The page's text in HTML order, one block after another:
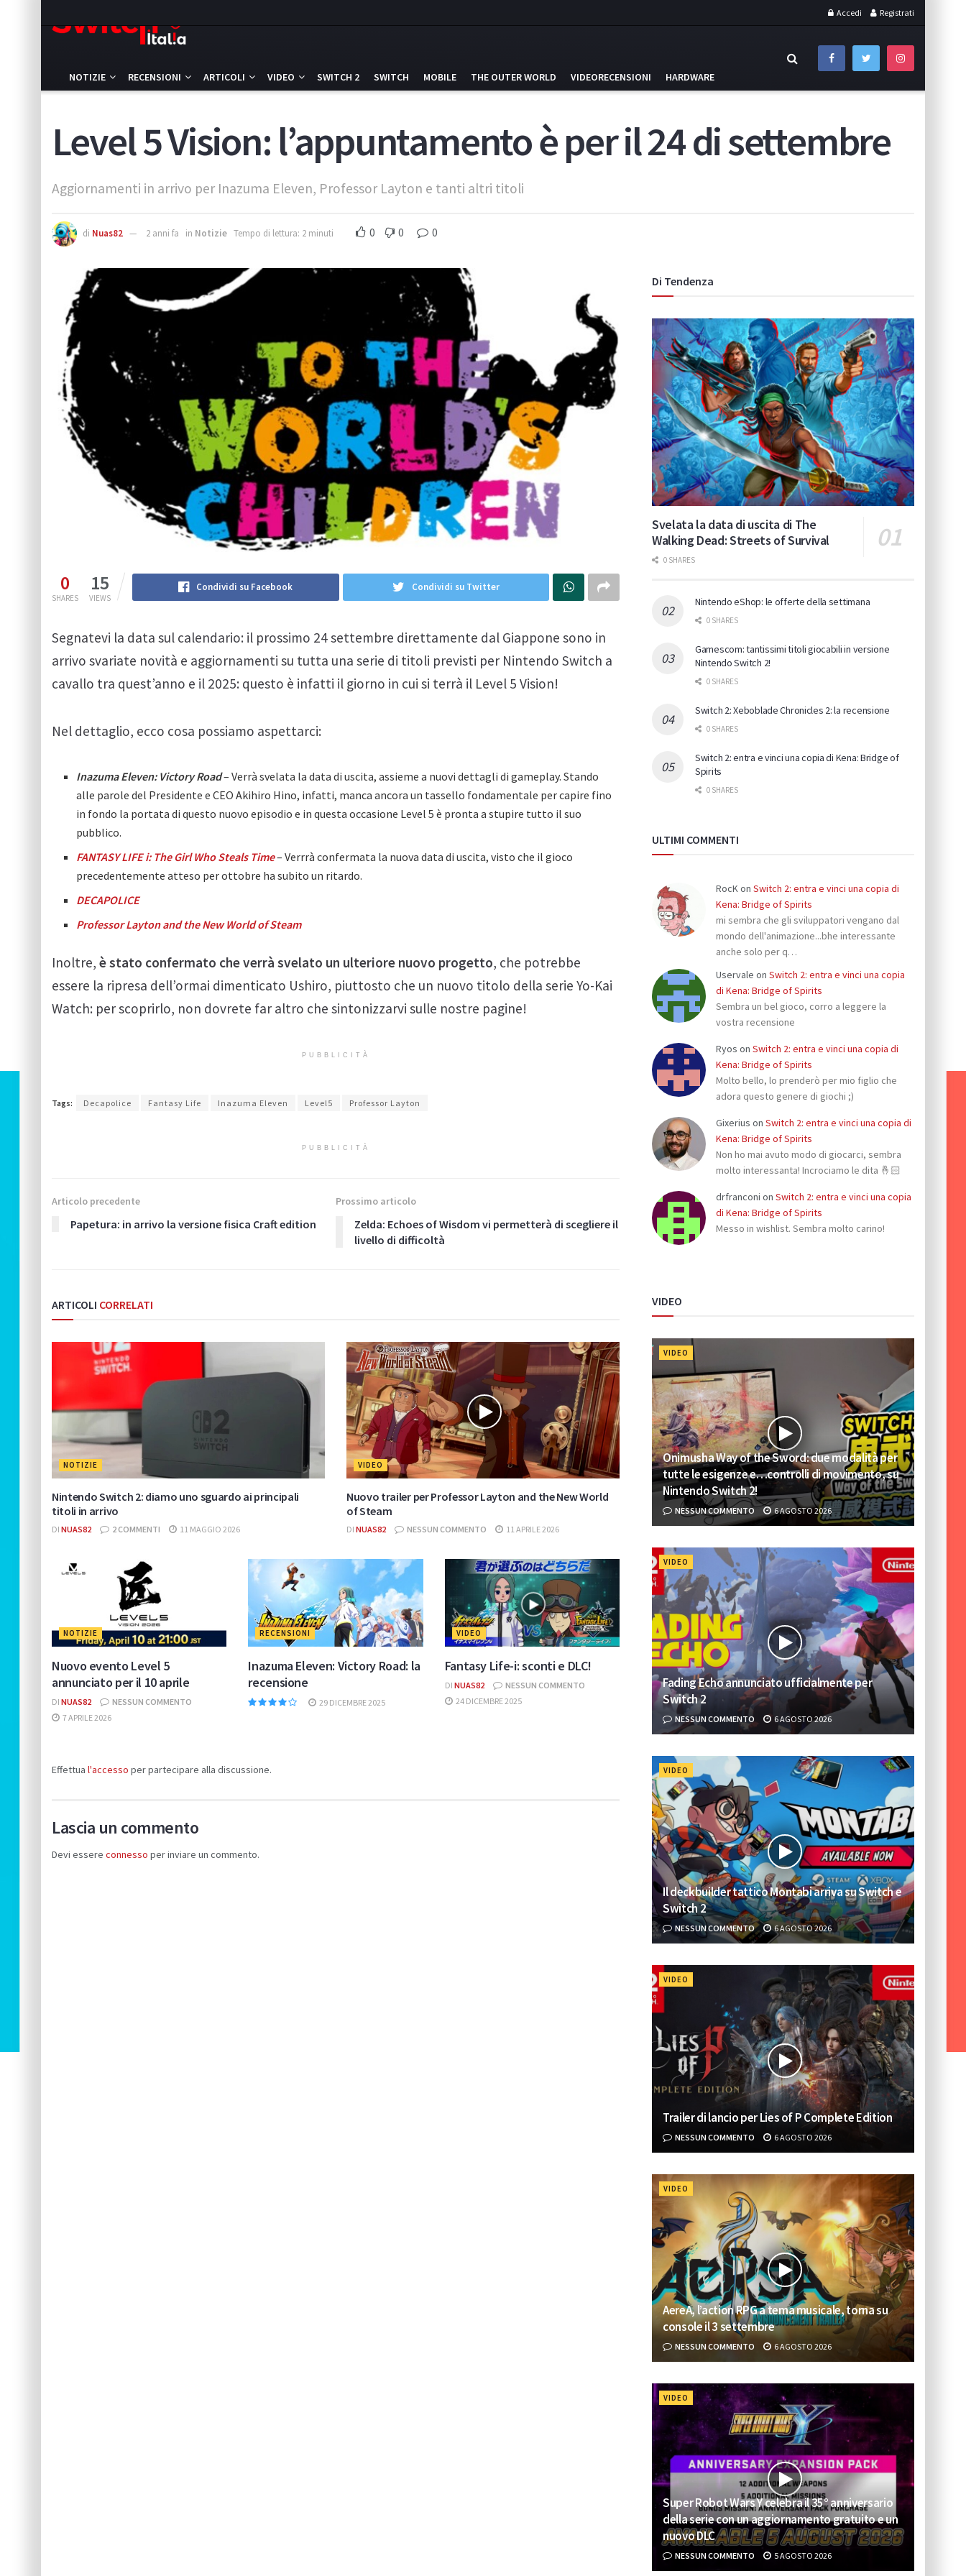
Accedi Registrati
NOTIZIE RECENSIONI ARTICOLI VIDEO SWITCH 2 SWITCH MOBILE THE OUTER WORLD VIDEORECENSIONI HARDWARE
Level 5 Vision: l’appuntamento è per il 24 di settembre
Aggiornamenti in arrivo per Inazuma Eleven, Professor Layton e tanti altri titoli
di Nuas82 2 anni fa in Notizie Tempo di lettura: 2 minuti 0 0 0
0
SHARES
15
VIEWS
Condividi su Facebook Condividi su Twitter
Segnatevi la data sul calendario: il prossimo 24 settembre direttamente dal Giappone sono in
arrivo svariate novità e aggiornamenti su tutta una serie di titoli previsti per Nintendo Switch a
cavallo tra quest’anno e il 2025: questo è infatti il giorno in cui si terrà il Level 5 Vision!
Nel dettaglio, ecco cosa possiamo aspettarci:
Inazuma Eleven: Victory Road– Verrà svelata la data di uscita, assieme a nuovi dettagli di gameplay. Stando
alle parole del Presidente e CEO Akihiro Hino, infatti, manca ancora un tassello fondamentale per capire fino
in fondo la portata di questo nuovo episodio e in questa occasione Level 5 è pronta a stupire tutto il suo
pubblico.
FANTASY LIFE i: The Girl Who Steals Time– Verrrà confermata la nuova data di uscita, visto che il gioco
precedentemente atteso per ottobre ha subito un ritardo.
DECAPOLICE
Professor Layton and the New World of Steam
Inoltre, è stato confermato che verrà svelato un ulteriore nuovo progetto, che potrebbe
essere la ripresa dell’ormai dimenticato Ushiro, piuttosto che un nuovo titolo della serie Yo-Kai
Watch: per scoprirlo, non dovrete far altro che sintonizzarvi sulle nostre pagine!
PUBBLICITÀ
Tags: Decapolice Fantasy Life Inazuma Eleven Level5 Professor Layton
PUBBLICITÀ
Articolo precedente
Papetura: in arrivo la versione fisica Craft edition
Prossimo articolo
Zelda: Echoes of Wisdom vi permetterà di scegliere il
livello di difficoltà
ARTICOLI CORRELATI
NOTIZIE
Nintendo Switch 2: diamo uno sguardo ai principali
titoli in arrivo
DI NUAS82 2 COMMENTI 11 MAGGIO 2026
VIDEO
Nuovo trailer per Professor Layton and the New World
of Steam
DI NUAS82 NESSUN COMMENTO 11 APRILE 2026
NOTIZIE
Nuovo evento Level 5
annunciato per il 10 aprile
DI NUAS82
NESSUN COMMENTO
7 APRILE 2026
RECENSIONI
Inazuma Eleven: Victory Road: la
recensione
29 DICEMBRE 2025
VIDEO
Fantasy Life-i: sconti e DLC!
DI NUAS82
NESSUN COMMENTO
24 DICEMBRE 2025
Effettua l'accesso per partecipare alla discussione.
Lascia un commento
Devi essere connesso per inviare un commento.
Di Tendenza
Svelata la data di uscita di The
Walking Dead: Streets of Survival
0 SHARES
Nintendo eShop: le offerte della settimana
0 SHARES
Gamescom: tantissimi titoli giocabili in versione
Nintendo Switch 2!
0 SHARES
Switch 2: Xeboblade Chronicles 2: la recensione
0 SHARES
Switch 2: entra e vinci una copia di Kena: Bridge of
Spirits
0 SHARES
ULTIMI COMMENTI
RocKon Switch 2: entra e vinci una copia di
Kena: Bridge of Spirits
mi sembra che gli sviluppatori vengano dal
mondo dell'animazione...bhe interessante
anche solo per q…
Uservale on Switch 2: entra e vinci una copia
di Kena: Bridge of Spirits
Sembra un bel gioco, corro a leggere la
vostra recensione
Ryos on Switch 2: entra e vinci una copia di
Kena: Bridge of Spirits
Molto bello, lo prenderò per mio figlio che
adora questo genere di giochi ;)
Gixerius on Switch 2: entra e vinci una copia di
Kena: Bridge of Spirits
Non ho mai avuto modo di giocarci, sembra
molto interessanta! Incrociamo le dita 🤞🏻
drfranconi on Switch 2: entra e vinci una copia
di Kena: Bridge of Spirits
Messo in wishlist. Sembra molto carino!
VIDEO
VIDEO
Onimusha Way of the Sword: due modalità per
tutte le esigenze e…controlli di movimento, su
Nintendo Switch 2!
NESSUN COMMENTO 6 AGOSTO 2026
VIDEO
Fading Echo annunciato ufficialmente per
Switch 2
NESSUN COMMENTO 6 AGOSTO 2026
VIDEO
Il deckbuilder tattico Montabi arriva su Switch e
Switch 2
NESSUN COMMENTO 6 AGOSTO 2026
VIDEO
Trailer di lancio per Lies of P Complete Edition
NESSUN COMMENTO 6 AGOSTO 2026
VIDEO
AereA, l’action RPG a tema musicale, torna su
console il 3 settembre
NESSUN COMMENTO 6 AGOSTO 2026
VIDEO
Super Robot Wars Y celebra il 35° anniversario
della serie con un aggiornamento gratuito e un
nuovo DLC
NESSUN COMMENTO 5 AGOSTO 2026